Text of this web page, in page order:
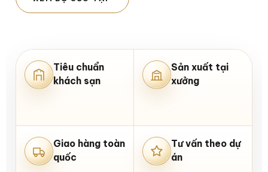
Tiêu chuẩn
khách sạn
Sản xuất tại
xưởng
Giao hàng toàn
quốc
Tư vấn theo dự
án